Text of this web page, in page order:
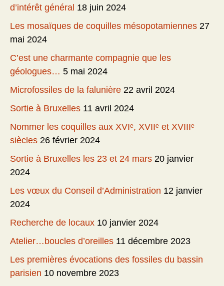
d’intérêt général 18 juin 2024
Les mosaïques de coquilles mésopotamiennes 27
mai 2024
C’est une charmante compagnie que les
géologues… 5 mai 2024
Microfossiles de la falunière 22 avril 2024
Sortie à Bruxelles 11 avril 2024
Nommer les coquilles aux XVIᵉ, XVIIᵉ et XVIIIᵉ
siècles 26 février 2024
Sortie à Bruxelles les 23 et 24 mars 20 janvier
2024
Les vœux du Conseil d’Administration 12 janvier
2024
Recherche de locaux 10 janvier 2024
Atelier…boucles d’oreilles 11 décembre 2023
Les premières évocations des fossiles du bassin
parisien 10 novembre 2023